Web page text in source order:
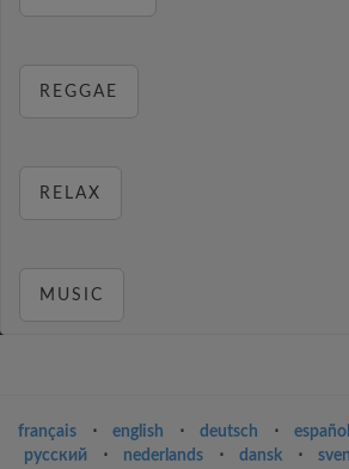
REGGAE
RELAX
MUSIC
français ⋅ english ⋅ deutsch ⋅ español
русский
⋅ nederlands ⋅ dansk ⋅